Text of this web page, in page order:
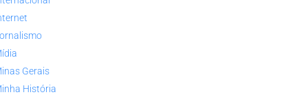
Gerais
História